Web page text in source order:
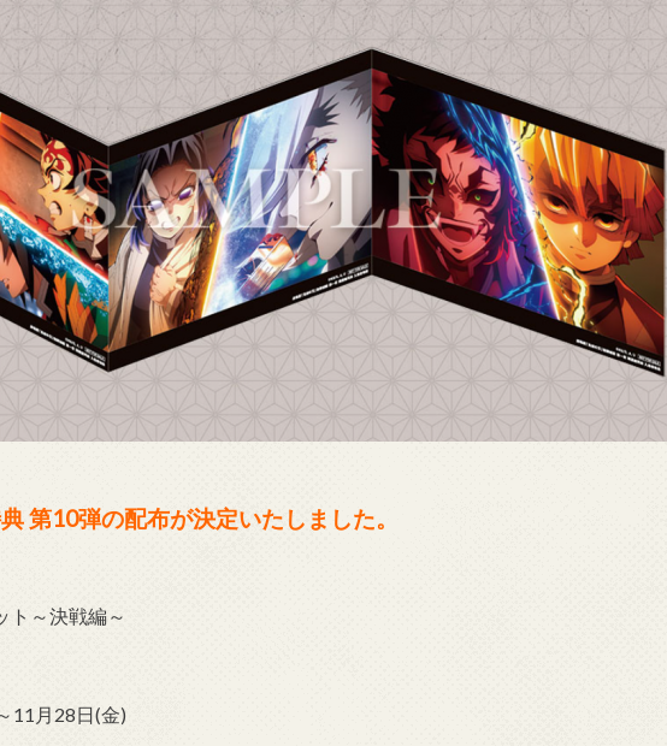
第10弾の配布が決定いたしました。
ト～決戦編～
11月28日(金)